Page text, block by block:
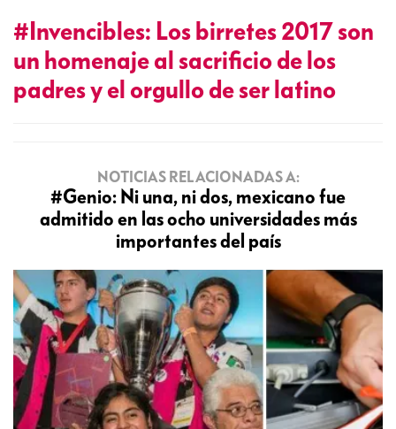
#Invencibles: Los birretes 2017 son
un homenaje al sacrificio de los
padres y el orgullo de ser latino
NOTICIAS RELACIONADAS A:
#Genio: Ni una, ni dos, mexicano fue
admitido en las ocho universidades más
importantes del país